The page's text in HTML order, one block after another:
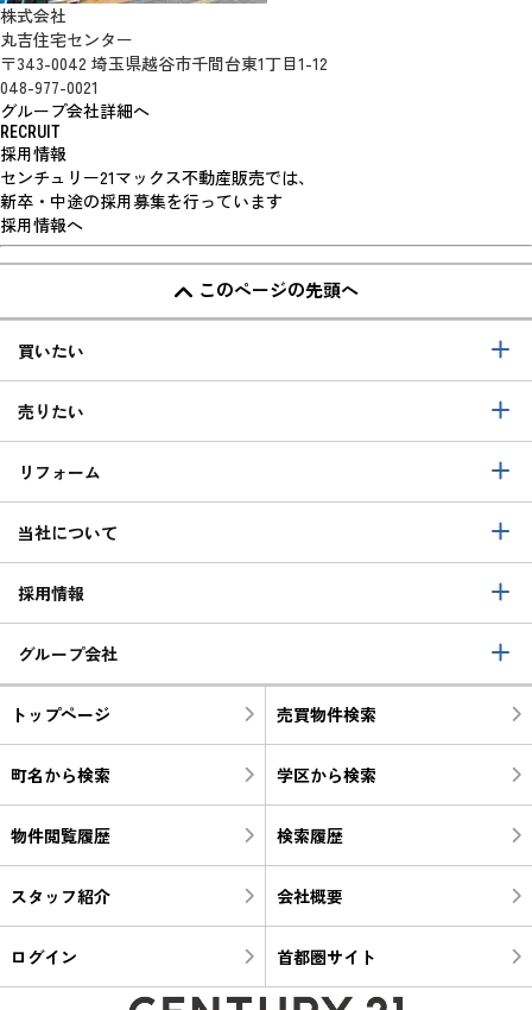
株式会社
丸吉住宅センター
〒343-0042 埼玉県越谷市千間台東1丁目1-12
048-977-0021
グループ会社詳細へ
RECRUIT
採用情報
センチュリー21マックス不動産販売では、
新卒・中途の採用募集を行っています
採用情報へ
このページの先頭へ
買いたい
売りたい
リフォーム
当社について
採用情報
グループ会社
トップページ 売買物件検索
町名から検索 学区から検索
物件閲覧履歴 検索履歴
スタッフ紹介 会社概要
ログイン 首都圏サイト